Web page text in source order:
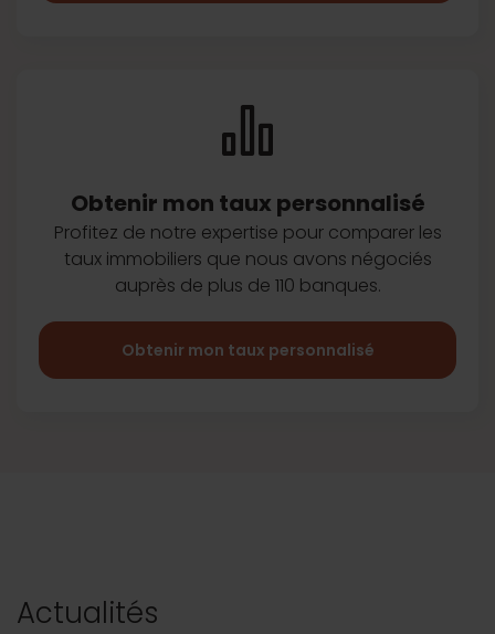
Obtenir mon taux personnalisé
Profitez de notre expertise pour comparer les
taux immobiliers que nous avons négociés
auprès de plus de 110 banques.
Obtenir mon taux personnalisé
Actualités